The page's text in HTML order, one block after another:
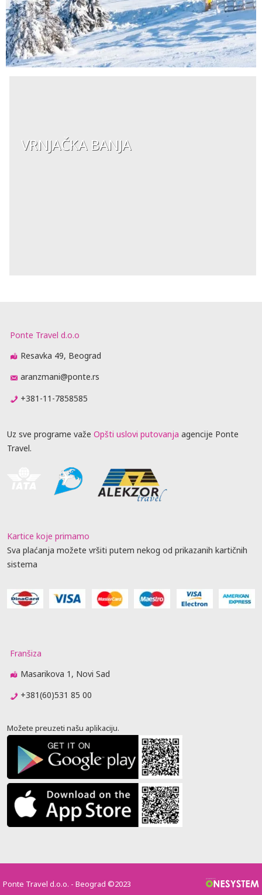
VRNJAČKA BANJA
Ponte Travel d.o.o
Resavka 49, Beograd
aranzmani@ponte.rs
+381-11-7858585
Uz sve programe važe Opšti uslovi putovanja agencije Ponte
Travel.
Kartice koje primamo
Sva plaćanja možete vršiti putem nekog od prikazanih kartičnih
sistema
Franšiza
Masarikova 1, Novi Sad
+381(60)531 85 00
Možete preuzeti našu aplikaciju.
Ponte Travel d.o.o. - Beograd ©2023